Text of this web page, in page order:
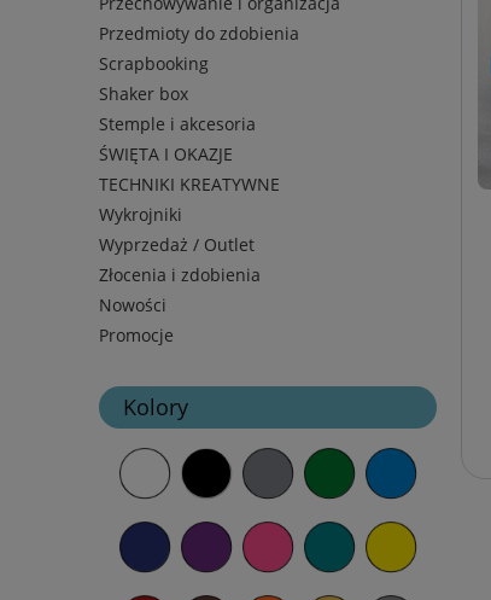
Przedmioty do zdobienia
Scrapbooking
Shaker box
Stemple i akcesoria
ŚWIĘTA I OKAZJE
TECHNIKI KREATYWNE
Wykrojniki
Wyprzedaż / Outlet
Złocenia i zdobienia
Nowości
Promocje
Kolory